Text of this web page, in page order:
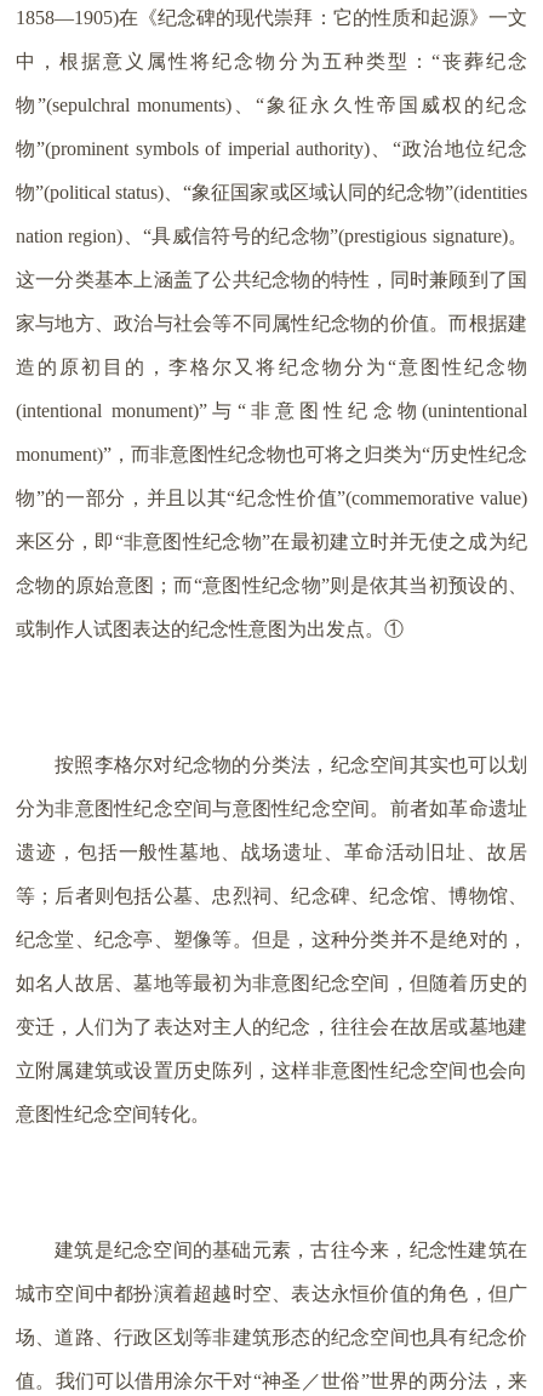
1858—1905)在《纪念碑的现代崇拜：它的性质和起源》一文
中，根据意义属性将纪念物分为五种类型：“丧葬纪念
物”(sepulchral monuments)、“象征永久性帝国威权的纪念
物”(prominent symbols of imperial authority)、“政治地位纪念
物”(political status)、“象征国家或区域认同的纪念物”(identities
nation region)、“具威信符号的纪念物”(prestigious signature)。
这一分类基本上涵盖了公共纪念物的特性，同时兼顾到了国
家与地方、政治与社会等不同属性纪念物的价值。而根据建
造的原初目的，李格尔又将纪念物分为“意图性纪念物
(intentional monument)”与“非意图性纪念物(unintentional
monument)”，而非意图性纪念物也可将之归类为“历史性纪念
物”的一部分，并且以其“纪念性价值”(commemorative value)
来区分，即“非意图性纪念物”在最初建立时并无使之成为纪
念物的原始意图；而“意图性纪念物”则是依其当初预设的、
或制作人试图表达的纪念性意图为出发点。①
按照李格尔对纪念物的分类法，纪念空间其实也可以划
分为非意图性纪念空间与意图性纪念空间。前者如革命遗址
遗迹，包括一般性墓地、战场遗址、革命活动旧址、故居
等；后者则包括公墓、忠烈祠、纪念碑、纪念馆、博物馆、
纪念堂、纪念亭、塑像等。但是，这种分类并不是绝对的，
如名人故居、墓地等最初为非意图纪念空间，但随着历史的
变迁，人们为了表达对主人的纪念，往往会在故居或墓地建
立附属建筑或设置历史陈列，这样非意图性纪念空间也会向
意图性纪念空间转化。
建筑是纪念空间的基础元素，古往今来，纪念性建筑在
城市空间中都扮演着超越时空、表达永恒价值的角色，但广
场、道路、行政区划等非建筑形态的纪念空间也具有纪念价
值。我们可以借用涂尔干对“神圣／世俗”世界的两分法，来